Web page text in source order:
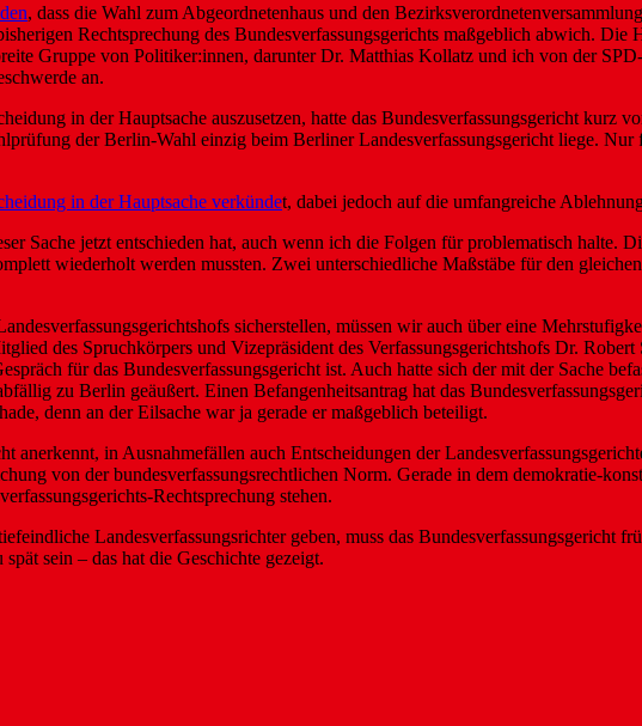
, dass die Wahl zum Abgeordnetenhaus und den
Rechtsprechung des Bundesverfassungsgerichts maßgeblich abwich.
Gruppe von Politiker:innen, darunter Dr. Matthias Kollatz und ich von der
an.
in der Hauptsache auszusetzen, hatte das Bundesverfassungsgericht kurz
der Berlin-Wahl einzig beim Berliner Landesverfassungsgericht liege.
in der Hauptsache verkündet, dabei jedoch auf die umfangreiche
Sache jetzt entschieden hat, auch wenn ich die Folgen für problematisch
wiederholt werden mussten. Zwei unterschiedliche Maßstäbe für den
sicherstellen, müssen wir auch über eine
des Spruchkörpers und Vizepräsident des Verfassungsgerichtshofs Dr.
für das Bundesverfassungsgericht ist. Auch hatte sich der mit der Sache
zu Berlin geäußert. Einen Befangenheitsantrag hat das
denn an der Eilsache war ja gerade er maßgeblich beteiligt.
anerkennt, in Ausnahmefällen auch Entscheidungen der
von der bundesverfassungsrechtlichen Norm. Gerade in dem demokratie-
Rechtsprechung stehen.
Landesverfassungsrichter geben, muss das Bundesverfassungsgericht
sein – das hat die Geschichte gezeigt.